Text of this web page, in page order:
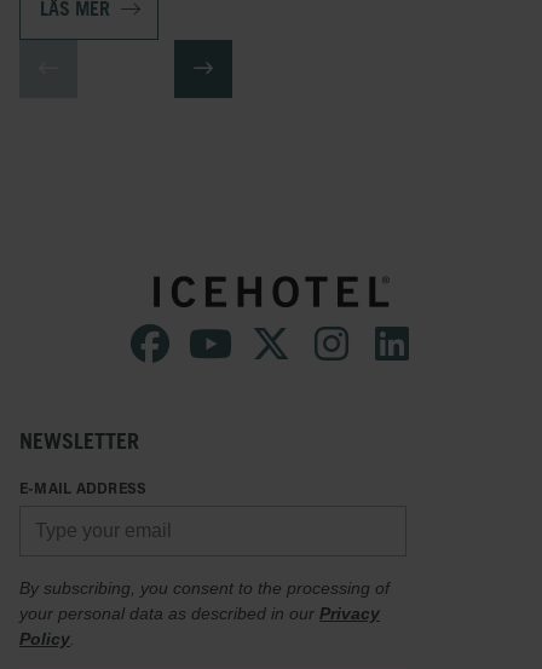
LÄS MER
NEWSLETTER
E-MAIL ADDRESS
By subscribing, you consent to the processing of
your personal data as described in our Privacy
Policy